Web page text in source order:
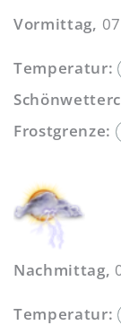
Vormittag,
Temperatur:
Frostgrenze:
Nachmittag,
Temperatur: